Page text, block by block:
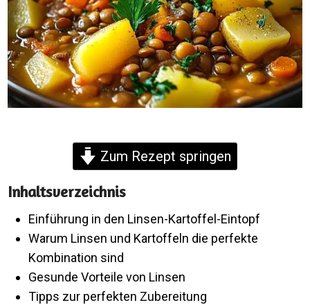
Zum Rezept springen
Inhaltsverzeichnis
Einführung in den Linsen-Kartoffel-Eintopf
Warum Linsen und Kartoffeln die perfekte
Kombination sind
Gesunde Vorteile von Linsen
Tipps zur perfekten Zubereitung